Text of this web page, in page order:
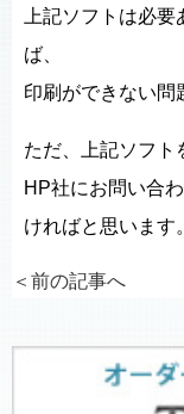
上記ソフトは必
ば、
印刷ができない問
ただ、上記ソフト
HP社にお問い合
ければと思います。
＜前の記事へ